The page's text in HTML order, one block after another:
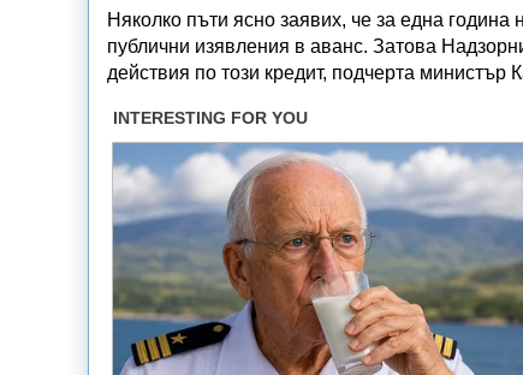
Няколко пъти ясно заявих, че за една година
публични изявления в аванс. Затова
действия по този кредит, подчерта министър